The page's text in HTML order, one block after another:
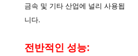
금속 및 기타 산업에 널리 사용됩
니다.
전반적인 성능: